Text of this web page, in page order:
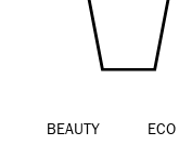
BEAUTY ECO